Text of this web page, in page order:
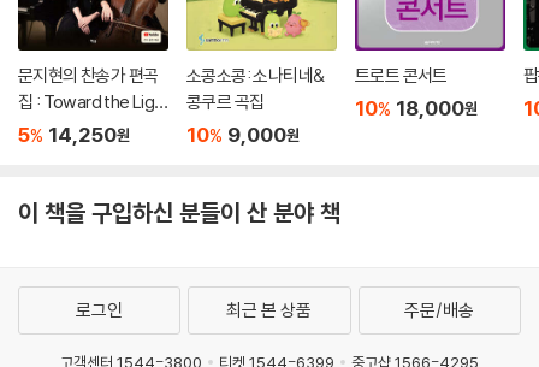
문지현의 찬송가 편곡
집 : Toward the Ligh
t
5% 14,250원
소콩소콩: 소나티네&
콩쿠르 곡집
10% 9,000원
트로트 콘서트
10% 18,000원
이 책을 구입하신 분들이 산 분야 책
로그인 최근 본 상품 주문/배송
고객센터 1544-3800 티켓 1544-6399
중고샵 1566-4295